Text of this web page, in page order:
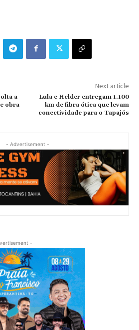
a
obra
Next article
Lula e Helder entregam 1.100
km de fibra ótica que levam
conectividade para o Tapajós
- Advertisement -
-